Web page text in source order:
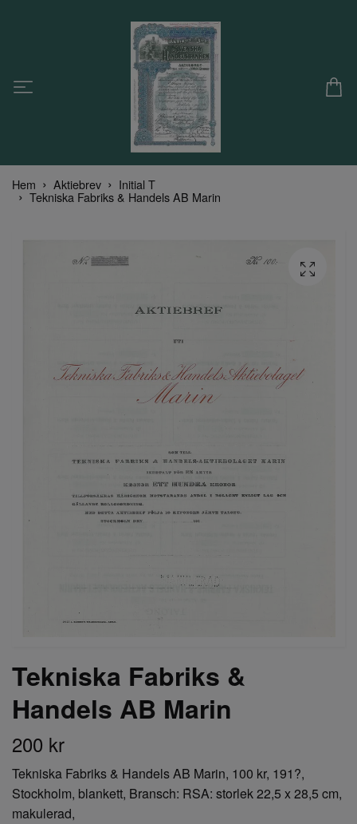
Hem Aktiebrev Initial T
Tekniska Fabriks & Handels AB Marin
Tekniska Fabriks &
Handels AB Marin
200 kr
Tekniska Fabriks & Handels AB Marin, 100 kr, 191?,
Stockholm, blankett, Bransch: RSA: storlek 22,5 x 28,5 cm,
makulerad,